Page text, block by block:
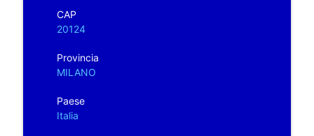
CAP
20124
Provincia
MILANO
Paese
Italia